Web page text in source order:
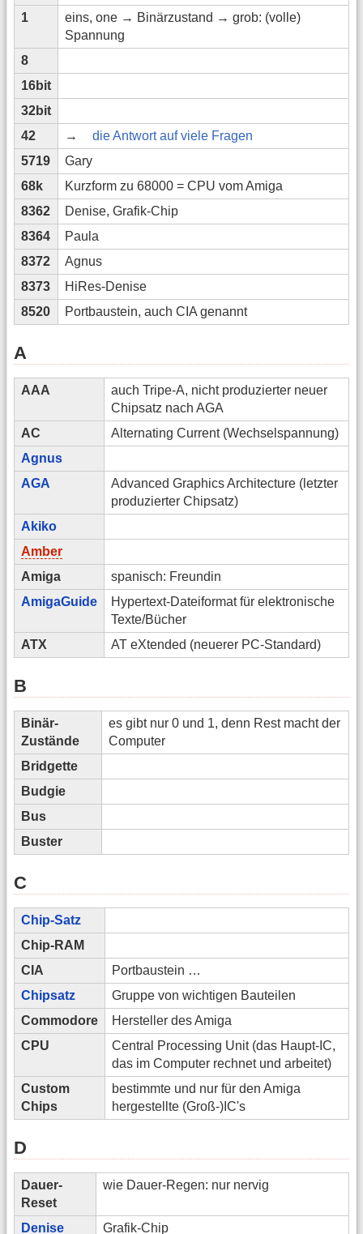
1
eins, one → Binärzustand → grob: (volle)
Spannung
8
16bit
32bit
42
→
die Antwort auf viele Fragen
5719
Gary
68k
Kurzform zu 68000 = CPU vom Amiga
8362
Denise, Grafik-Chip
8364
Paula
8372
Agnus
8373
HiRes-Denise
8520
Portbaustein, auch CIA genannt
A
AAA
auch Tripe-A, nicht produzierter neuer
Chipsatz nach AGA
AC
Alternating Current (Wechselspannung)
Agnus
AGA
Advanced Graphics Architecture (letzter
produzierter Chipsatz)
Akiko
Amber
Amiga
spanisch: Freundin
AmigaGuide
Hypertext-Dateiformat für elektronische
Texte/Bücher
ATX
AT eXtended (neuerer PC-Standard)
B
Binär-
Zustände
es gibt nur 0 und 1, denn Rest macht der
Computer
Bridgette
Budgie
Bus
Buster
C
Chip-Satz
Chip-RAM
CIA
Portbaustein …
Chipsatz
Gruppe von wichtigen Bauteilen
Commodore
Hersteller des Amiga
CPU
Central Processing Unit (das Haupt-IC,
das im Computer rechnet und arbeitet)
Custom
Chips
bestimmte und nur für den Amiga
hergestellte (Groß-)IC's
D
Dauer-
Reset
wie Dauer-Regen: nur nervig
Denise Grafik-Chip